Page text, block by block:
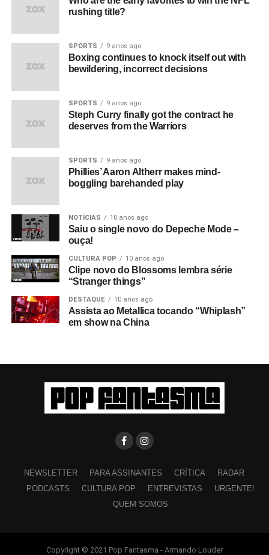
rushing title?
SPORTS 9 anos ago
Boxing continues to knock itself out with
bewildering, incorrect decisions
SPORTS 9 anos ago
Steph Curry finally got the contract he
deserves from the Warriors
SPORTS 9 anos ago
Phillies’ Aaron Altherr makes mind-
boggling barehanded play
NOTÍCIAS 10 anos ago
Saiu o single novo do Depeche Mode –
ouça!
CULTURA POP 10 anos ago
Clipe novo do Blossoms lembra série
“Stranger things”
DESTAQUE 10 anos ago
Assista ao Metallica tocando “Whiplash”
em show na China
NEWSLETTER PARA ASSINANTES CRÍTICA
RADAR
PODCASTS
CULTURA POP ENTREVISTAS
URGENTE!
QUEM SOMOS
Copyright © 2021 Pop Fantasma - Armando Louder